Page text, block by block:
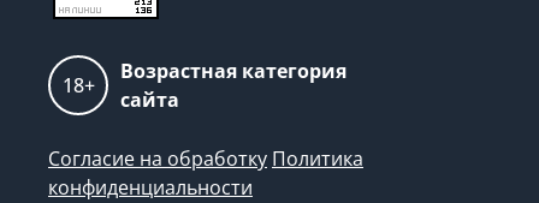
18+
Возрастная категория
сайта
Согласие на обработку Политика
конфиденциальности